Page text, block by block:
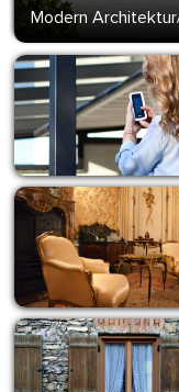
Modern Architektur